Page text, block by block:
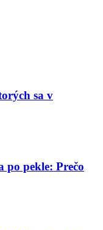
sa v
po pekle: Prečo